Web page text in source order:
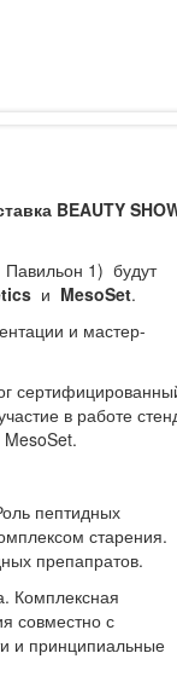
BEAUTY
1) будут
и MesoSet.
и мастер-
в работе
пептидных
старения.
препапратов.
Комплексная
совместно с
и принципиальные